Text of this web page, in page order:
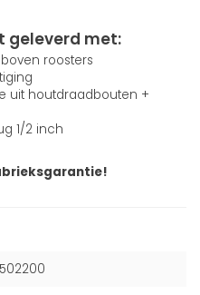
geleverd met:
roosters
uit houtdraadbouten +
1/2 inch